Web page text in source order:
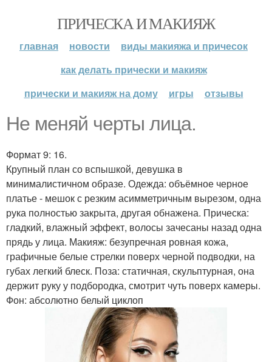
ПРИЧЕСКА И МАКИЯЖ
главная новости
виды макияжа и причесок
как делать прически и макияж
прически и макияж на дому
игры отзывы
Не меняй черты лица.
Формат 9: 16.
Крупный план со вспышкой, девушка в
минималистичном образе. Одежда: объёмное черное
платье - мешок с резким асимметричным вырезом, одна
рука полностью закрыта, другая обнажена. Прическа:
гладкий, влажный эффект, волосы зачесаны назад одна
прядь у лица. Макияж: безупречная ровная кожа,
графичные белые стрелки поверх черной подводки, на
губах легкий блеск. Поза: статичная, скульптурная, она
держит руку у подбородка, смотрит чуть поверх камеры.
Фон: абсолютно белый циклоп